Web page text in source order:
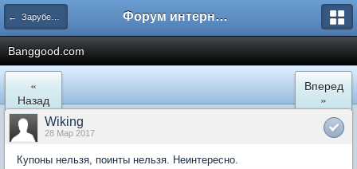
← Зарубежные интернет магазины Форум интернет покупателей
Banggood.com
«
Назад
Вперед
»
Wiking
28 Мар 2017
Купоны нельзя, поинты нельзя. Неинтересно.